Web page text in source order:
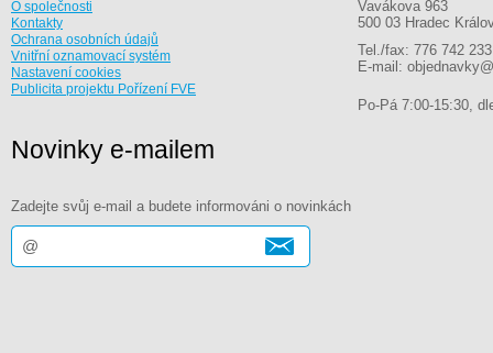
O společnosti
Kontakty
Ochrana osobních údajů
Vnitřní oznamovací systém
Nastavení cookies
Publicita projektu Pořízení FVE
Vavákova 963
500 03 Hradec
Tel./fax: 776 742 233
E-mail:
Po-Pá 7:00-15:30,
Novinky e-mailem
Zadejte svůj e-mail a budete informováni o novinkách